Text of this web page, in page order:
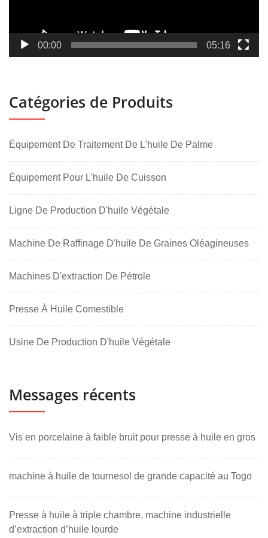
00:00 05:16
Catégories de Produits
Équipement De Traitement De L'huile De Palme
Équipement Pour L'huile De Cuisson
Ligne De Production D'huile Végétale
Machine De Raffinage D'huile De Graines Oléagineuses
Machines D'extraction De Pétrole
Presse À Huile Comestible
Usine De Production D'huile Végétale
Messages récents
Vis en porcelaine à faible bruit pour presse à huile en gros
machine à huile de tournesol de grande capacité au Togo
Presse à huile à triple chambre, machine industrielle
d’extraction d’huile lourde